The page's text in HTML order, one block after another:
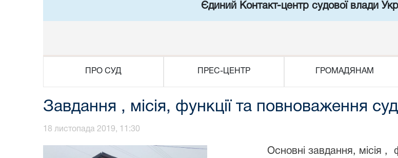
Єдиний Контакт-центр судової влади
ПРО СУД ПРЕС-ЦЕНТР ГРОМАДЯНАМ
Завдання , місія, функції та повноваження
18 листопада 2019, 11:30
Основні завдання, місія ,